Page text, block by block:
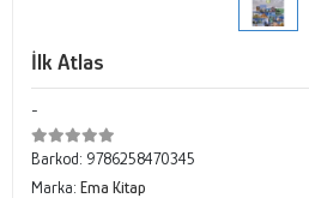
İlk Atlas
-
Barkod: 9786258470345
Marka: Ema Kitap